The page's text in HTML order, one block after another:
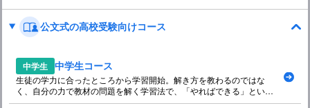
公文式の高校受験向けコース
中学生 中学生コース
生徒の学力に合ったところから学習開始。解き方を教わるのではな
く、自分の力で教材の問題を解く学習法で、「やればできる」という
自己肯定感を育みます。